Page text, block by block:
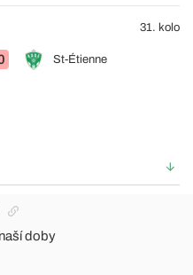
St-Étienne
31. kolo
doby